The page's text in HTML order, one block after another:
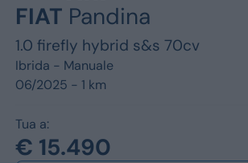
FIAT Pandina
1.0 firefly hybrid s&s 70cv
Ibrida - Manuale
06/2025 - 1 km
Tua a:
€ 15.490